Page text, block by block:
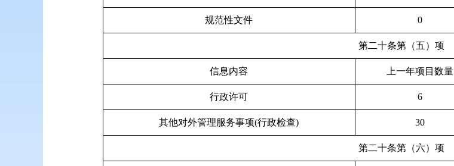
规范性文件 0
第二十条第（五）项
信息内容 上一年项目数量
行政许可 6
其他对外管理服务事项(行政检查) 30
第二十条第（六）项